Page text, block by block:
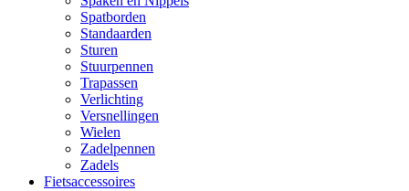
Spatborden
Standaarden
Sturen
Stuurpennen
Trapassen
Verlichting
Versnellingen
Wielen
Zadelpennen
Zadels
Fietsaccessoires